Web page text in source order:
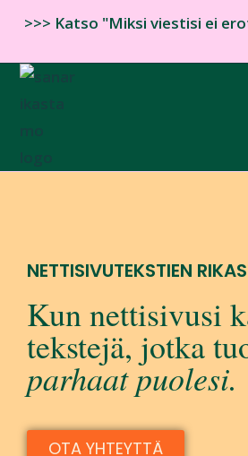
>>> Katso "Miksi viestisi ei
NETTISIVUTEKSTIEN
Kun nettisivusi
tekstejä, jotka
parhaat puolesi.
OTA YHTEYTTÄ